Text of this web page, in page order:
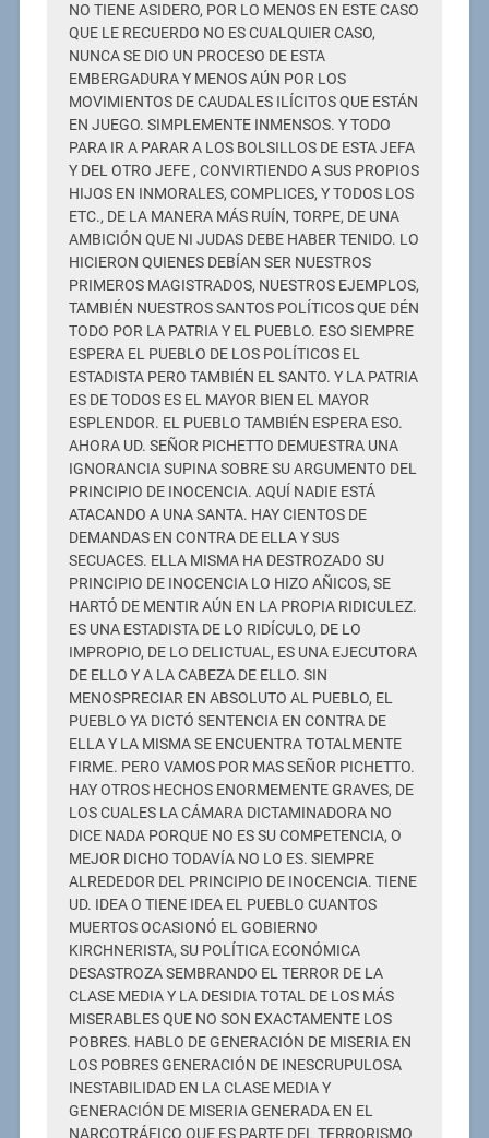
NO TIENE ASIDERO, POR LO MENOS EN ESTE CASO
QUE LE RECUERDO NO ES CUALQUIER CASO,
NUNCA SE DIO UN PROCESO DE ESTA
EMBERGADURA Y MENOS AÚN POR LOS
MOVIMIENTOS DE CAUDALES ILÍCITOS QUE ESTÁN
EN JUEGO. SIMPLEMENTE INMENSOS. Y TODO
PARA IR A PARAR A LOS BOLSILLOS DE ESTA JEFA
Y DEL OTRO JEFE , CONVIRTIENDO A SUS PROPIOS
HIJOS EN INMORALES, COMPLICES, Y TODOS LOS
ETC., DE LA MANERA MÁS RUÍN, TORPE, DE UNA
AMBICIÓN QUE NI JUDAS DEBE HABER TENIDO. LO
HICIERON QUIENES DEBÍAN SER NUESTROS
PRIMEROS MAGISTRADOS, NUESTROS EJEMPLOS,
TAMBIÉN NUESTROS SANTOS POLÍTICOS QUE DÉN
TODO POR LA PATRIA Y EL PUEBLO. ESO SIEMPRE
ESPERA EL PUEBLO DE LOS POLÍTICOS EL
ESTADISTA PERO TAMBIÉN EL SANTO. Y LA PATRIA
ES DE TODOS ES EL MAYOR BIEN EL MAYOR
ESPLENDOR. EL PUEBLO TAMBIÉN ESPERA ESO.
AHORA UD. SEÑOR PICHETTO DEMUESTRA UNA
IGNORANCIA SUPINA SOBRE SU ARGUMENTO DEL
PRINCIPIO DE INOCENCIA. AQUÍ NADIE ESTÁ
ATACANDO A UNA SANTA. HAY CIENTOS DE
DEMANDAS EN CONTRA DE ELLA Y SUS
SECUACES. ELLA MISMA HA DESTROZADO SU
PRINCIPIO DE INOCENCIA LO HIZO AÑICOS, SE
HARTÓ DE MENTIR AÚN EN LA PROPIA RIDICULEZ.
ES UNA ESTADISTA DE LO RIDÍCULO, DE LO
IMPROPIO, DE LO DELICTUAL, ES UNA EJECUTORA
DE ELLO Y A LA CABEZA DE ELLO. SIN
MENOSPRECIAR EN ABSOLUTO AL PUEBLO, EL
PUEBLO YA DICTÓ SENTENCIA EN CONTRA DE
ELLA Y LA MISMA SE ENCUENTRA TOTALMENTE
FIRME. PERO VAMOS POR MAS SEÑOR PICHETTO.
HAY OTROS HECHOS ENORMEMENTE GRAVES, DE
LOS CUALES LA CÁMARA DICTAMINADORA NO
DICE NADA PORQUE NO ES SU COMPETENCIA, O
MEJOR DICHO TODAVÍA NO LO ES. SIEMPRE
ALREDEDOR DEL PRINCIPIO DE INOCENCIA. TIENE
UD. IDEA O TIENE IDEA EL PUEBLO CUANTOS
MUERTOS OCASIONÓ EL GOBIERNO
KIRCHNERISTA, SU POLÍTICA ECONÓMICA
DESASTROZA SEMBRANDO EL TERROR DE LA
CLASE MEDIA Y LA DESIDIA TOTAL DE LOS MÁS
MISERABLES QUE NO SON EXACTAMENTE LOS
POBRES. HABLO DE GENERACIÓN DE MISERIA EN
LOS POBRES GENERACIÓN DE INESCRUPULOSA
INESTABILIDAD EN LA CLASE MEDIA Y
GENERACIÓN DE MISERIA GENERADA EN EL